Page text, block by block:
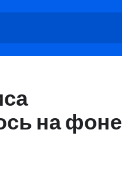
на фоне